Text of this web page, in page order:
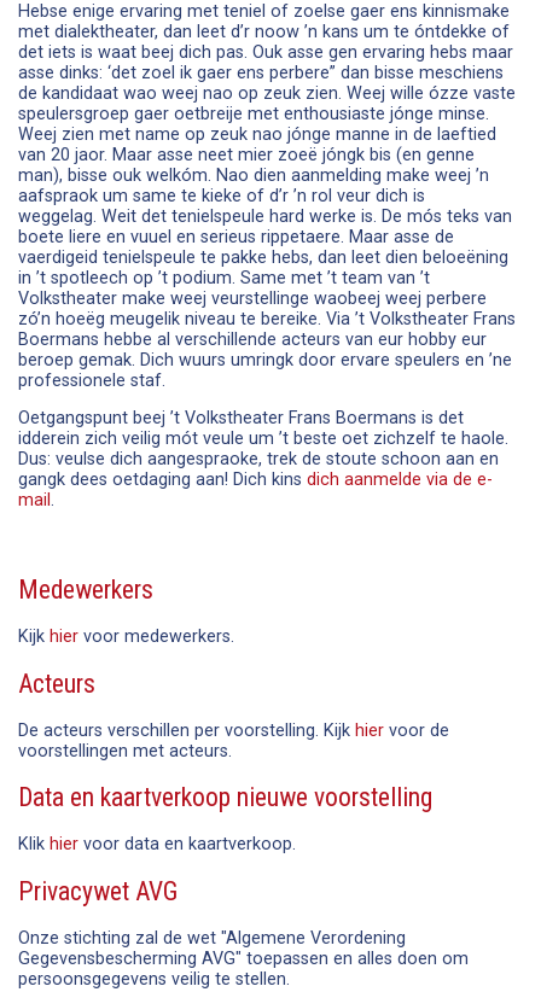
Hebse enige ervaring met teniel of zoelse gaer ens kinnismake
met dialektheater, dan leet d’r noow ’n kans um te óntdekke of
det iets is waat beej dich pas. Ouk asse gen ervaring hebs maar
asse dinks: ‘det zoel ik gaer ens perbere” dan bisse meschiens
de kandidaat wao weej nao op zeuk zien. Weej wille ózze vaste
speulersgroep gaer oetbreije met enthousiaste jónge minse.
Weej zien met name op zeuk nao jónge manne in de laeftied
van 20 jaor. Maar asse neet mier zoeë jóngk bis (en genne
man), bisse ouk welkóm. Nao dien aanmelding make weej ’n
aafspraok um same te kieke of d’r ’n rol veur dich is
weggelag. Weit det tenielspeule hard werke is. De mós teks van
boete liere en vuuel en serieus rippetaere. Maar asse de
vaerdigeid tenielspeule te pakke hebs, dan leet dien beloeëning
in ’t spotleech op ’t podium. Same met ’t team van ’t
Volkstheater make weej veurstellinge waobeej weej perbere
zó’n hoeëg meugelik niveau te bereike. Via ’t Volkstheater Frans
Boermans hebbe al verschillende acteurs van eur hobby eur
beroep gemak. Dich wuurs umringk door ervare speulers en ’ne
professionele staf.
Oetgangspunt beej ’t Volkstheater Frans Boermans is det
idderein zich veilig mót veule um ’t beste oet zichzelf te haole.
Dus: veulse dich aangespraoke, trek de stoute schoon aan en
gangk dees oetdaging aan! Dich kins dich aanmelde via de e-
mail.
Medewerkers
Kijk hier voor medewerkers.
Acteurs
De acteurs verschillen per voorstelling. Kijk hier voor de
voorstellingen met acteurs.
Data en kaartverkoop nieuwe voorstelling
Klik hier voor data en kaartverkoop.
Privacywet AVG
Onze stichting zal de wet "Algemene Verordening
Gegevensbescherming AVG" toepassen en alles doen om
persoonsgegevens veilig te stellen.